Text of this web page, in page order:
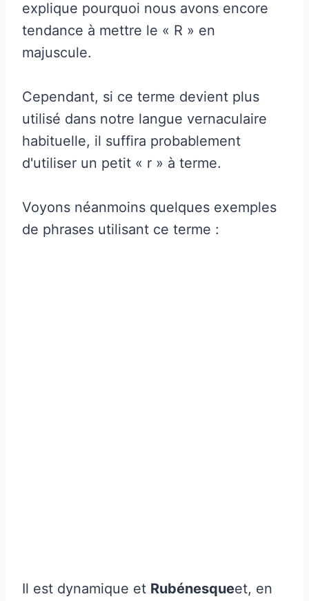
explique pourquoi nous avons encore
tendance à mettre le « R » en
majuscule.
Cependant, si ce terme devient plus
utilisé dans notre langue vernaculaire
habituelle, il suffira probablement
d'utiliser un petit « r » à terme.
Voyons néanmoins quelques exemples
de phrases utilisant ce terme :
Il est dynamique et Rubénesqueet, en